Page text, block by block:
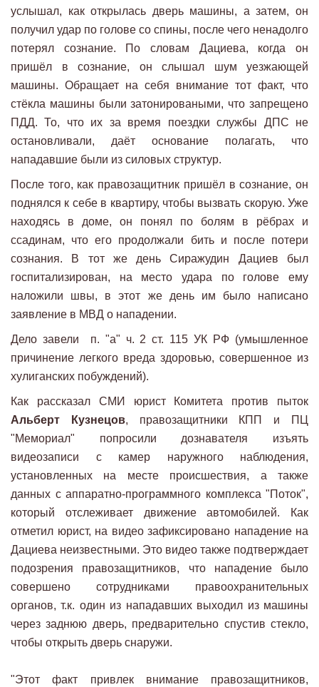
услышал, как открылась дверь машины, а затем, он
получил удар по голове со спины, после чего ненадолго
потерял сознание. По словам Дациева, когда он
пришёл в сознание, он слышал шум уезжающей
машины. Обращает на себя внимание тот факт, что
стёкла машины были затонироваными, что запрещено
ПДД. То, что их за время поездки службы ДПС не
остановливали, даёт основание полагать, что
нападавшие были из силовых структур.
После того, как правозащитник пришёл в сознание, он
поднялся к себе в квартиру, чтобы вызвать скорую. Уже
находясь в доме, он понял по болям в рёбрах и
ссадинам, что его продолжали бить и после потери
сознания. В тот же день Сиражудин Дациев был
госпитализирован, на место удара по голове ему
наложили швы, в этот же день им было написано
заявление в МВД о нападении.
Дело завели п. "а" ч. 2 ст. 115 УК РФ (умышленное
причинение легкого вреда здоровью, совершенное из
хулиганских побуждений).
Как рассказал СМИ юрист Комитета против пыток
Альберт Кузнецов, правозащитники КПП и ПЦ
"Мемориал" попросили дознавателя изъять
видеозаписи с камер наружного наблюдения,
установленных на месте происшествия, а также
данных с аппаратно-программного комплекса "Поток",
который отслеживает движение автомобилей. Как
отметил юрист, на видео зафиксировано нападение на
Дациева неизвестными. Это видео также подтверждает
подозрения правозащитников, что нападение было
совершено сотрудниками правоохранительных
органов, т.к. один из нападавших выходил из машины
через заднюю дверь, предварительно спустив стекло,
чтобы открыть дверь снаружи.
"Этот факт привлек внимание правозащитников,